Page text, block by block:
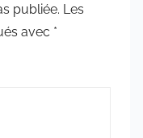
publiée. Les
avec *